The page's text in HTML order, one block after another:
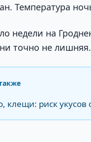
Температура
недели на
точно не лишняя.
клещи: риск укусов